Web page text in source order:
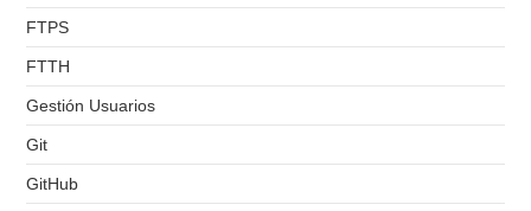
FTPS
FTTH
Gestión Usuarios
Git
GitHub